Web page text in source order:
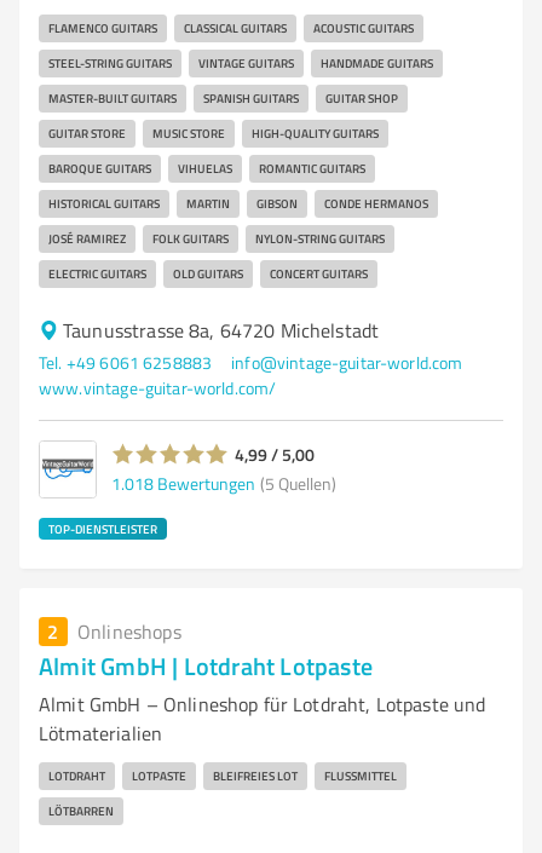
FLAMENCO GUITARS CLASSICAL GUITARS ACOUSTIC GUITARS
STEEL-STRING GUITARS VINTAGE GUITARS HANDMADE GUITARS
MASTER-BUILT GUITARS SPANISH GUITARS GUITAR SHOP
GUITAR STORE MUSIC STORE HIGH-QUALITY GUITARS
BAROQUE GUITARS VIHUELAS ROMANTIC GUITARS
HISTORICAL GUITARS MARTIN GIBSON CONDE HERMANOS
JOSÉ RAMIREZ FOLK GUITARS NYLON-STRING GUITARS
ELECTRIC GUITARS OLD GUITARS CONCERT GUITARS
Taunusstrasse 8a, 64720 Michelstadt
Tel. +49 6061 6258883
info@vintage-guitar-world.com
www.vintage-guitar-world.com/
4,99 / 5,00
1.018 Bewertungen (5 Quellen)
TOP-DIENSTLEISTER
2 Onlineshops
Almit GmbH | Lotdraht Lotpaste
Almit GmbH – Onlineshop für Lotdraht, Lotpaste und
Lötmaterialien
LOTDRAHT LOTPASTE BLEIFREIES LOT FLUSSMITTEL
LÖTBARREN